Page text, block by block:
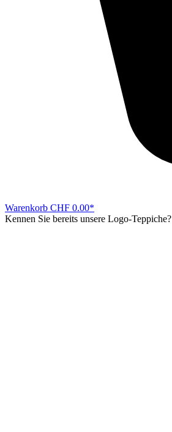
Warenkorb CHF 0.00*
Kennen Sie bereits unsere Logo-Teppiche?